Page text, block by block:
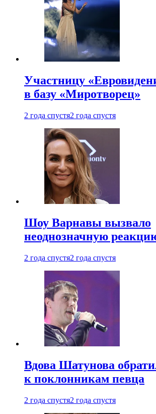
Участницу
в базу «Миротворец»
2 года спустя2 года спустя
Шоу Варнавы вызвало
неоднозначную
2 года спустя2 года спустя
Вдова Шатунова
к поклонникам певца
2 года спустя2 года спустя